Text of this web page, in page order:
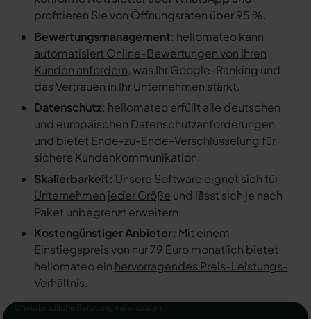
profitieren Sie von Öffnungsraten über 95 %.
Bewertungsmanagement: hellomateo kann
automatisiert Online-Bewertungen von Ihren
Kunden anfordern, was Ihr Google-Ranking und
das Vertrauen in Ihr Unternehmen stärkt.
Datenschutz: hellomateo erfüllt alle deutschen
und europäischen Datenschutzanforderungen
und bietet Ende-zu-Ende-Verschlüsselung für
sichere Kundenkommunikation.
Skalierbarkeit: Unsere Software eignet sich für
Unternehmen jeder Größe und lässt sich je nach
Paket unbegrenzt erweitern.
Kostengünstiger Anbieter: Mit einem
Einstiegspreis von nur 79 Euro monatlich bietet
hellomateo ein hervorragendes Preis-Leistungs-
Verhältnis.